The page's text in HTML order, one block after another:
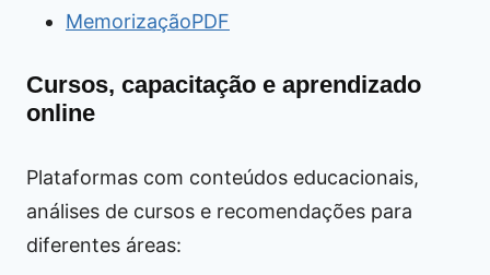
MemorizaçãoPDF
Cursos, capacitação e aprendizado
online
Plataformas com conteúdos educacionais,
análises de cursos e recomendações para
diferentes áreas: